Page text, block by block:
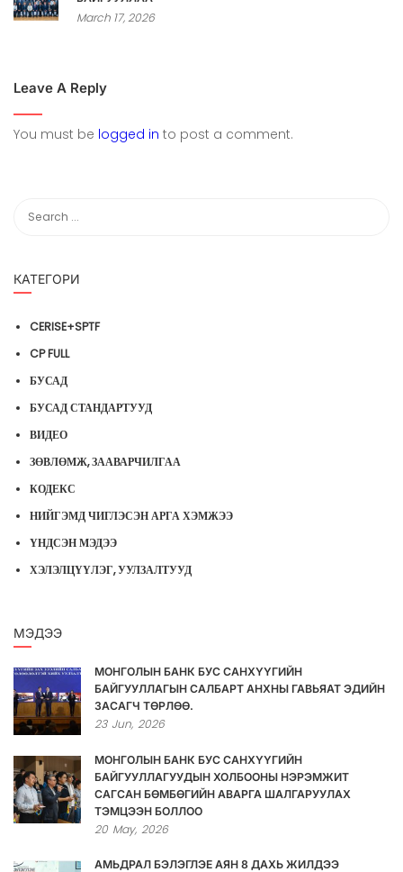
March 17, 2026
Leave A Reply
You must be logged in to post a comment.
КАТЕГОРИ
CERISE+SPTF
CP FULL
БУСАД
БУСАД СТАНДАРТУУД
ВИДЕО
ЗӨВЛӨМЖ, ЗААВАРЧИЛГАА
КОДЕКС
НИЙГЭМД ЧИГЛЭСЭН АРГА ХЭМЖЭЭ
ҮНДСЭН МЭДЭЭ
ХЭЛЭЛЦҮҮЛЭГ, УУЛЗАЛТУУД
МЭДЭЭ
МОНГОЛЫН БАНК БУС САНХҮҮГИЙН
БАЙГУУЛЛАГЫН САЛБАРТ АНХНЫ ГАВЬЯАТ ЭДИЙН
ЗАСАГЧ ТӨРЛӨӨ.
23 Jun, 2026
МОНГОЛЫН БАНК БУС САНХҮҮГИЙН
БАЙГУУЛЛАГУУДЫН ХОЛБООНЫ НЭРЭМЖИТ
САГСАН БӨМБӨГИЙН АВАРГА ШАЛГАРУУЛАХ
ТЭМЦЭЭН БОЛЛОО
20 May, 2026
АМЬДРАЛ БЭЛЭГЛЭЕ АЯН 8 ДАХЬ ЖИЛДЭЭ